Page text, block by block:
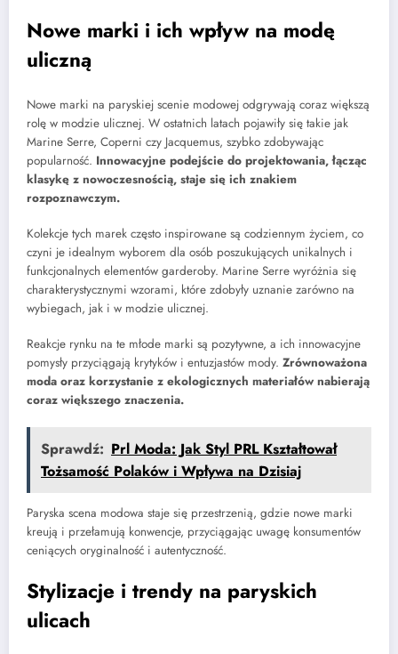
Nowe marki i ich wpływ na modę
uliczną
Nowe marki na paryskiej scenie modowej odgrywają coraz większą
rolę w modzie ulicznej. W ostatnich latach pojawiły się takie jak
Marine Serre, Coperni czy Jacquemus, szybko zdobywając
popularność. Innowacyjne podejście do projektowania, łącząc
klasykę z nowoczesnością, staje się ich znakiem
rozpoznawczym.
Kolekcje tych marek często inspirowane są codziennym życiem, co
czyni je idealnym wyborem dla osób poszukujących unikalnych i
funkcjonalnych elementów garderoby. Marine Serre wyróżnia się
charakterystycznymi wzorami, które zdobyły uznanie zarówno na
wybiegach, jak i w modzie ulicznej.
Reakcje rynku na te młode marki są pozytywne, a ich innowacyjne
pomysły przyciągają krytyków i entuzjastów mody. Zrównoważona
moda oraz korzystanie z ekologicznych materiałów nabierają
coraz większego znaczenia.
Sprawdź: Prl Moda: Jak Styl PRL Kształtował
Tożsamość Polaków i Wpływa na Dzisiaj
Paryska scena modowa staje się przestrzenią, gdzie nowe marki
kreują i przełamują konwencje, przyciągając uwagę konsumentów
ceniących oryginalność i autentyczność.
Stylizacje i trendy na paryskich
ulicach